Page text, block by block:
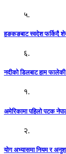
५.
हङकङबाट स्वदेश फर्किदै
६.
नदीको डिलबाट हाम
१.
अमेरिकामा पहिलो पटक
२.
योग अभ्यासमा नियम र